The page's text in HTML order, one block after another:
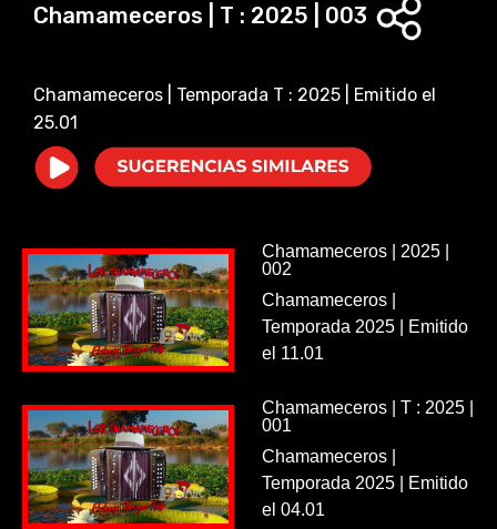
i
d
e
o
Chamameceros | T : 2025 | 003
Chamameceros | Temporada T : 2025 | Emitido el
25.01
Chamameceros | 2025 |
002
Chamameceros |
Temporada 2025 | Emitido
el 11.01
Chamameceros | T : 2025 |
001
Chamameceros |
Temporada 2025 | Emitido
el 04.01